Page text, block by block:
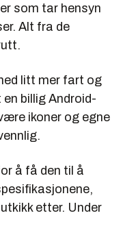
som tar hensyn
Alt fra de
litt mer fart og
billig Android-
ikoner og egne
å få den til å
etter. Under